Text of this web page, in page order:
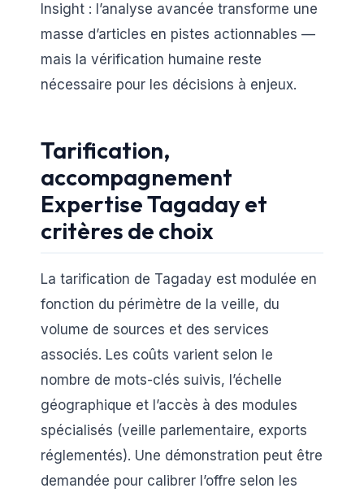
Insight : l’analyse avancée transforme une
masse d’articles en pistes actionnables —
mais la vérification humaine reste
nécessaire pour les décisions à enjeux.
Tarification,
accompagnement
Expertise Tagaday et
critères de choix
La tarification de Tagaday est modulée en
fonction du périmètre de la veille, du
volume de sources et des services
associés. Les coûts varient selon le
nombre de mots-clés suivis, l’échelle
géographique et l’accès à des modules
spécialisés (veille parlementaire, exports
réglementés). Une démonstration peut être
demandée pour calibrer l’offre selon les